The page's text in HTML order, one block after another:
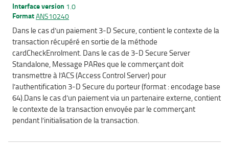
Interface version 1.0
FormatANS10240
Dans le cas d’un paiement 3-D Secure, contient le contexte de la
transaction récupéré en sortie de la méthode
cardCheckEnrolment. Dans le cas de 3-D Secure Server
Standalone, Message PARes que le commerçant doit
transmettre à l’ACS (Access Control Server) pour
l’authentification 3-D Secure du porteur (format : encodage base
64).Dans le cas d’un paiement via un partenaire externe, contient
le contexte de la transaction envoyée par le commerçant
pendant l’initialisation de la transaction.